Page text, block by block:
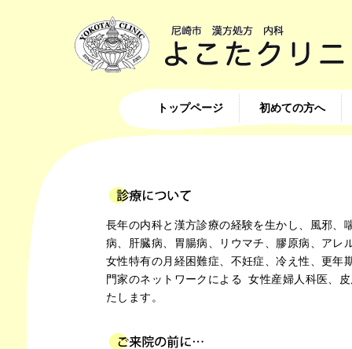
トップページ 初めての方へ
長年の内科と漢方診療の経験を生かし、風邪
病、肝臓病、胃腸病、リウマチ、膠原病、アレ
女性特有の月経困難症、不妊症、冷え性、更年
門家のネットワークによる 女性産婦人科医、
たします。